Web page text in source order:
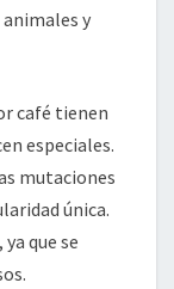
y
café tienen
especiales.
mutaciones
única.
que se